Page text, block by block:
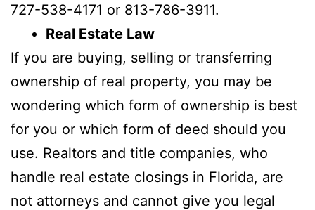
727-538-4171 or 813-786-3911.
Real Estate Law
If you are buying, selling or transferring
ownership of real property, you may be
wondering which form of ownership is best
for you or which form of deed should you
use. Realtors and title companies, who
handle real estate closings in Florida, are
not attorneys and cannot give you legal